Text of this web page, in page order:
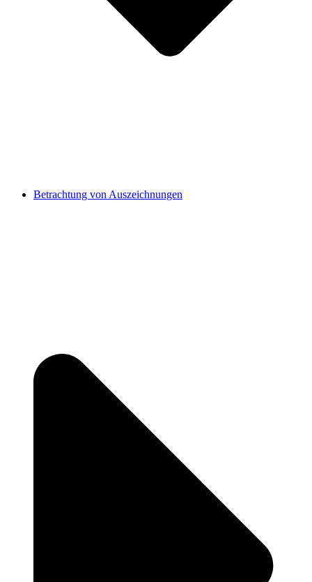
Betrachtung von Auszeichnungen